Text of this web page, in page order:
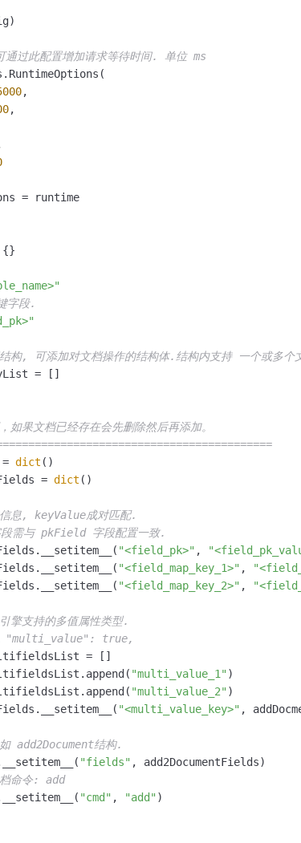
过此配置增加请求等待时间. 单位 ms
,
,
= runtime
字段.
构, 可添加对文档操作的结构体.结构内支持 一个或多个
= []
如果文档已经存在会先删除然后再添加。
=
dict ()
=
dict ()
息, keyValue成对匹配.
需与 pkField 字段配置一致.
"<field_pk>" ,
"<field_map_key_1>" ,
"<field_map_key_2>" ,
擎支持的多值属性类型.
"multi_value": true,
= []
"multi_value_1" )
"multi_value_2" )
"<multi_value_key>" ,
add2Document结构.
"fields" , add2DocumentFields)
命令: add
"cmd" , "add" )
AI 客服